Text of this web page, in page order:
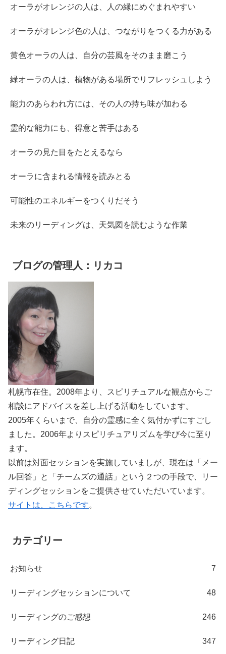
オーラがオレンジの人は、人の縁にめぐまれやすい
オーラがオレンジ色の人は、つながりをつくる力がある
黄色オーラの人は、自分の芸風をそのまま磨こう
緑オーラの人は、植物がある場所でリフレッシュしよう
能力のあらわれ方には、その人の持ち味が加わる
霊的な能力にも、得意と苦手はある
オーラの見た目をたとえるなら
オーラに含まれる情報を読みとる
可能性のエネルギーをつくりだそう
未来のリーディングは、天気図を読むような作業
ブログの管理人：リカコ
札幌市在住。2008年より、スピリチュアルな観点からご
相談にアドバイスを差し上げる活動をしています。
2005年くらいまで、自分の霊感に全く気付かずにすごし
ました。2006年よりスピリチュアリズムを学び今に至り
ます。
以前は対面セッションを実施していましが、現在は「メー
ル回答」と「チームズの通話」という２つの手段で、リー
ディングセッションをご提供させていただいています。
サイトは、こちらです。
カテゴリー
お知らせ 7
リーディングセッションについて 48
リーディングのご感想 246
リーディング日記 347